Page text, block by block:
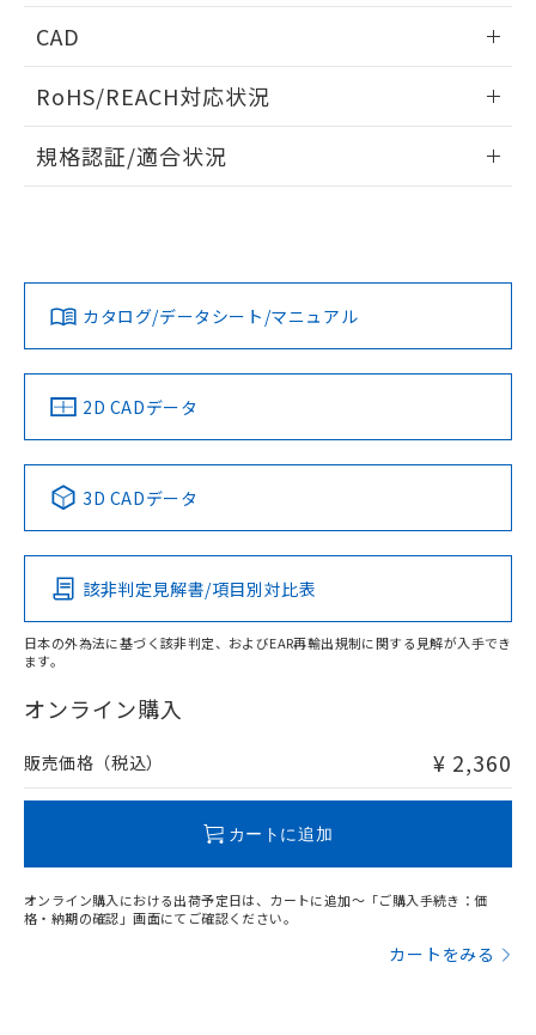
CAD
ドすることができます。
ログイン/会員登録
ダウンロードデータをご利用いただく前に、以下を必ずお読
みください。
ソフトウェアの使用条件
RoHS/REACH対応状況
EU RoHS 注意事項・凡例
対応済み
中国 RoHS 注意事項・凡例
Pb Hg Cd Cr(VI)
O
在庫等で未対応品が混在する可能性があります。
問い合わせください。
規格認証/適合状況
LR型式承認
（イギリス
船舶規格）
DNV型式承認
（ノルウェー
BV型式承認
（フランス
KR型式
（韓国
No No No No
この製品の規格認証/適合状況ページへ
その他の認証はこちらのページからご検索ください
カタログ/データシート/マニュアル
2D CADデータ
3D CADデータ
該非判定見解書/項目別対比表
日本の外為法に基づく該非判定、およびEAR再輸出規制に関する見解が入手でき
ます。
オンライン購入
販売価格（税込） ¥ 2,360
カートに追加
オンライン購入における出荷予定日は、カートに追加～「ご購入手続き：価
格・納期の確認」画面にてご確認ください。
カートをみる